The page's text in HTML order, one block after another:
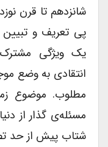
شانزدهم تا قرن
پی تعریف و تبیین
یک ویژگی
انتقادی به وضع
مطلوب. موضوع
مسئله‌ی گذار از
شتاب پیش از حد